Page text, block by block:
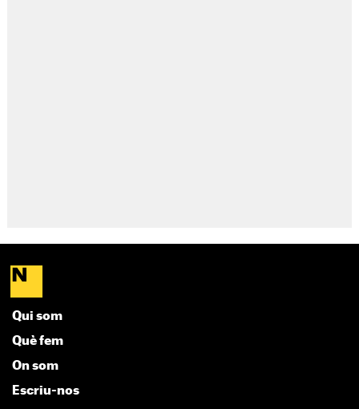
Qui som
Què fem
On som
Escriu-nos